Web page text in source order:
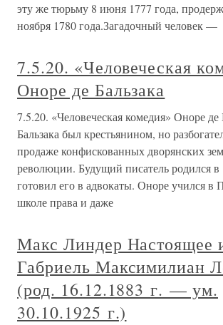
эту же тюрьму 8 июня 1777 года,
ноября 1780 года.Загадочный человек —
7.5.20. «Человеческая
Оноре де Бальзака
7.5.20. «Человеческая комедия» Оноре де
Бальзака был крестьянином, но
продаже конфискованных дворянских
революции. Будущий писатель родился в
готовил его в адвокаты. Оноре учился в
школе права и даже
Макс Линдер
Габриель Максимилиан
(род. 16.12.1883 г. — ум.
30.10.1925 г.)